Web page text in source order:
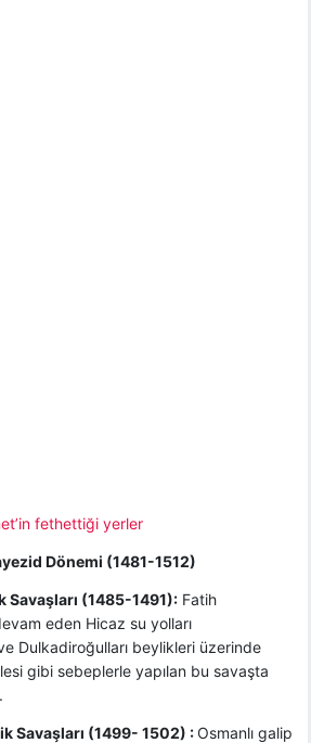
fethettiği yerler
Dönemi (1481-1512)
Savaşları (1485-1491): Fatih
eden Hicaz su yolları
Dulkadiroğulları beylikleri üzerinde
gibi sebeplerle yapılan bu savaşta
Savaşları (1499- 1502) :Osmanlı galip